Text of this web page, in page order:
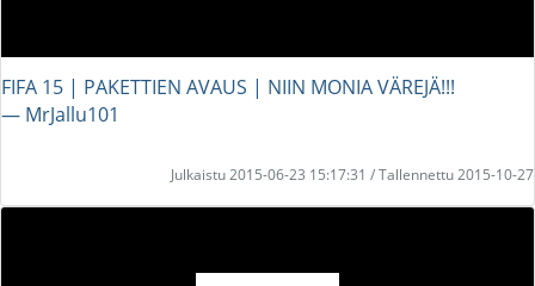
FIFA 15 | PAKETTIEN AVAUS | NIIN MONIA VÄREJÄ!!!
― MrJallu101
Julkaistu 2015-06-23 15:17:31 / Tallennettu 2015-10-27